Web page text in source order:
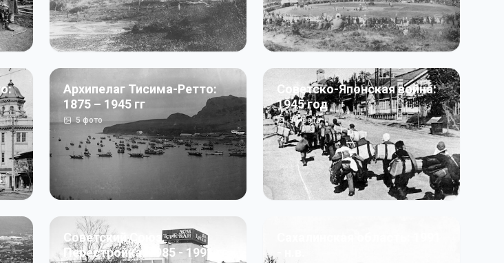
Архипелаг Тисима-Ретто:
1875 – 1945 гг
5фото
Советско-Японская война:
1945 год
50фото
Советский Союз.
Перестройка: 1985 - 1991 гг